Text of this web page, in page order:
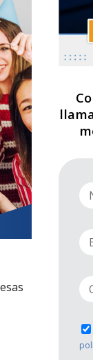
n
a
e
*
e
m
l
*
p
h
n
e
*
P
r